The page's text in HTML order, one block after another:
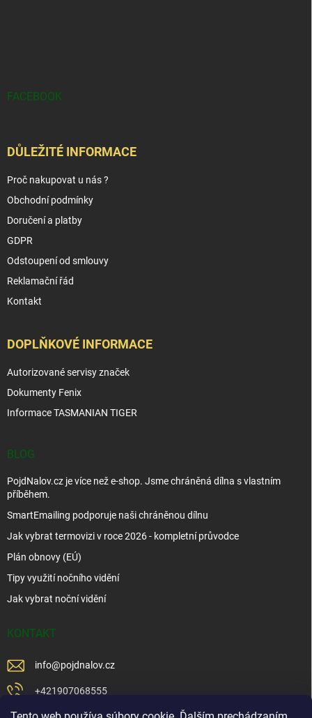
FACEBOOK
DŮLEŽITÉ INFORMACE
Proč nakupovat u nás ?
Obchodní podmínky
Doručení a platby
GDPR
Odstoupení od smlouvy
Reklamační řád
Kontakt
DOPLŇKOVÉ INFORMACE
Autorizované servisy značek
Dokumenty Fenix
Informace TASMANIAN TIGER
BLOG
PojdNalov.cz je více než e-shop. Jsme chráněná dílna s vlastním
příběhem.
SmartEmailing podporuje naši chráněnou dílnu
Jak vybrat termovizi v roce 2026 - kompletní průvodce
Plán obnovy (EÚ)
Tipy využití nočního vidění
Jak vybrat noční vidění
KONTAKT
info@pojdnalov.cz
+421907068555